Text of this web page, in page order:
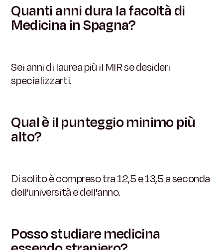
Quanti anni dura la facoltà di
Medicina in Spagna?
Sei anni di laurea più il MIR se desideri
specializzarti.
Qual è il punteggio minimo più
alto?
Di solito è compreso tra 12,5 e 13,5 a seconda
dell'università e dell'anno.
Posso studiare medicina